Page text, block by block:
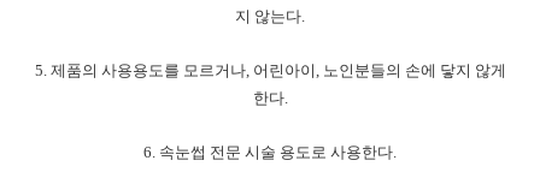
지 않는다.
5. 제품의 사용용도를 모르거나, 어린아이, 노인분들의 손에 닿지 않게
한다.
6. 속눈썹 전문 시술 용도로 사용한다.